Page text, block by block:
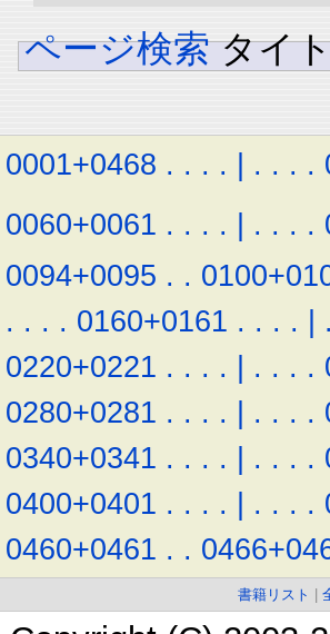
ページ検索 タイ
0001+0468 . . . . | . . . .
0060+0061 . . . . | . . . .
0094+0095 . .
. . . . 0160+0161 . . . . | .
0220+0221 . . . . | . . . .
0280+0281 . . . . | . . . .
0340+0341 . . . . | . . . .
0400+0401 . . . . | . . . .
0460+0461 . .
書籍リスト